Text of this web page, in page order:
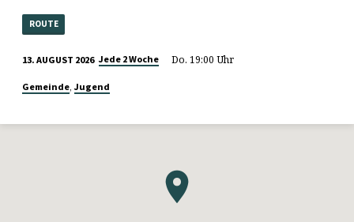
ROUTE
13. AUGUST 2026 Jede 2 Woche Do. 19:00 Uhr
Gemeinde,Jugend